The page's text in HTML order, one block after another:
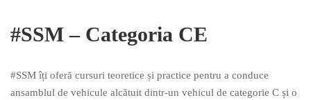
#SSM – Categoria CE
#SSM îți oferă cursuri teoretice și practice pentru a conduce
ansamblul de vehicule alcătuit dintr-un vehicul de categorie C și o